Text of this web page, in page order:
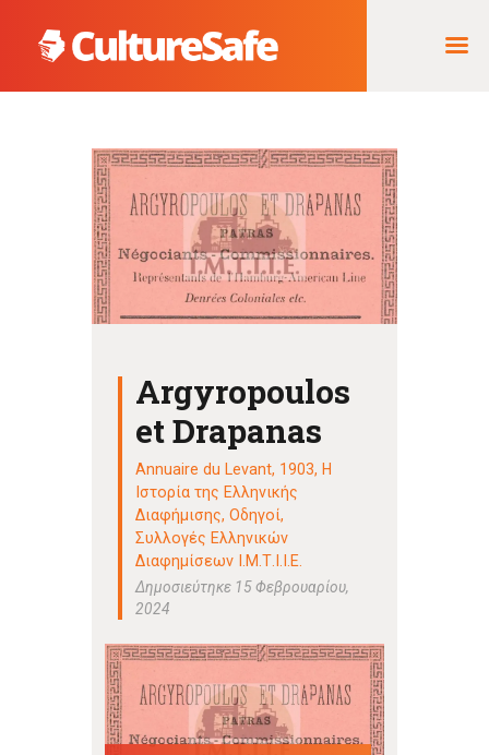
ΑΡΧΙΚΉ
ΦΟΡΈΑΣ ΥΛΟΠΟΊΗΣΗΣ
& ΈΡΓΑ
ΘΗΣΑΥΡΌΣ
ΤΕΚΜΗΡΊΩΝ
Argyropoulos
et Drapanas
Annuaire du Levant, 1903, Η
Ιστορία της Ελληνικής
Διαφήμισης,Οδηγοί,
Συλλογές Ελληνικών
Διαφημίσεων Ι.Μ.Τ.Ι.Ι.Ε.
Δημοσιεύτηκε 15 Φεβρουαρίου,
2024